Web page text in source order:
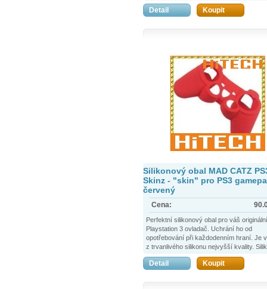
exkluzivně.
Detail Koupit
Silikonový obal MAD CATZ
Skinz - "skin" pro PS3
červený
Cena:
Perfektní silikonový obal pro váš
Playstation 3 ovladač. Uchrání ho od
opotřebování při každodenním hraní. Je
z trvanlivého silikonu nejvyšší kvality.
příjemný na úchop a ovladač v něm
exkluzivně.
Detail Koupit